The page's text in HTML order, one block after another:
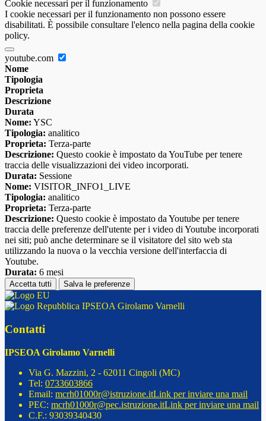
Cookie necessari per il funzionamento
I cookie necessari per il funzionamento non possono essere
disabilitati. È possibile consultare l'elenco nella pagina della cookie
policy.
youtube.com
Nome
Tipologia
Proprieta
Descrizione
Durata
Nome: YSC
Tipologia: analitico
Proprieta: Terza-parte
Descrizione: Questo cookie è impostato da YouTube per tenere
traccia delle visualizzazioni dei video incorporati.
Durata: Sessione
Nome: VISITOR_INFO1_LIVE
Tipologia: analitico
Proprieta: Terza-parte
Descrizione: Questo cookie è impostato da Youtube per tenere
traccia delle preferenze dell'utente per i video di Youtube incorporati
nei siti; può anche determinare se il visitatore del sito web sta
utilizzando la nuova o la vecchia versione dell'interfaccia di
Youtube.
Durata: 6 mesi
Accetta tutti Salva le preferenze
IPSEOA Girolamo Varnelli
Contatti
IPSEOA Girolamo Varnelli
Via G. Mazzini, 2 - 62011 Cingoli (MC)
Tel: 0733603866
Email: mcrh01000r@istruzione.itLink per inviare una mail
PEC: mcrh01000r@pec.istruzione.itLink per inviare una mail
C.F.: 93039340430